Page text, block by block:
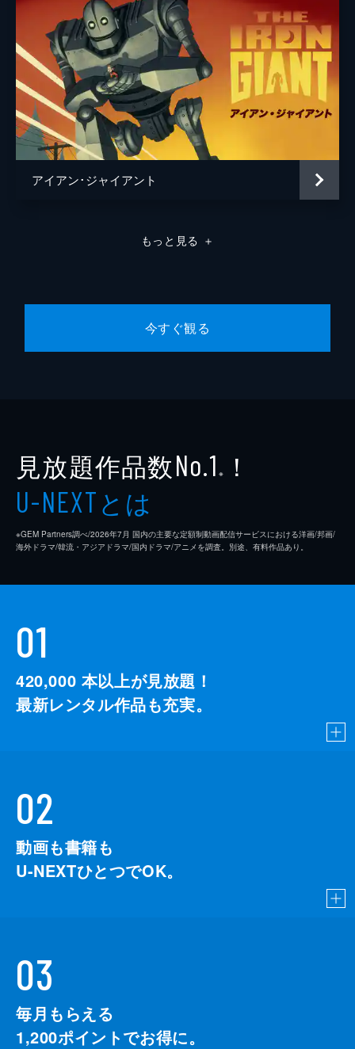
アイアン･ジャイアント
もっと見る ＋
今すぐ観る
見放題作品数No.1 ※ ！
U-NEXTとは
※GEM Partners調べ/2026年7⽉ 国内の主要な定額制動画配信サービスにおける洋画/邦画/
海外ドラマ/韓流・アジアドラマ/国内ドラマ/アニメを調査。別途、有料作品あり。
01
420,000 本以上が見放題！
最新レンタル作品も充実。
02
動画も書籍も
U-NEXTひとつでOK。
03
毎月もらえる
1,200ポイントでお得に。